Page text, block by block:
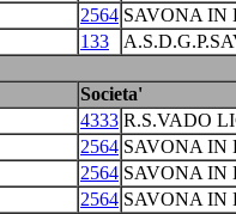
2564 SAVONA IN
133
Societa'
4333 R.S.VADO
2564 SAVONA IN
2564 SAVONA IN
2564 SAVONA IN